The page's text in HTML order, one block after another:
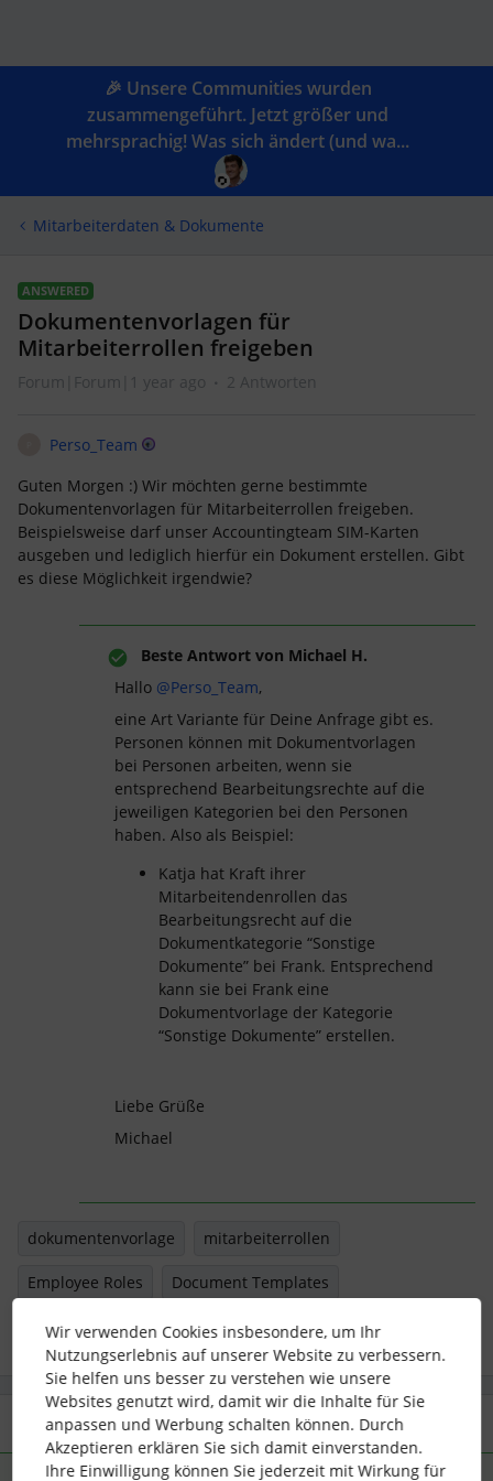
🎉 Unsere Communities wurden
zusammengeführt. Jetzt größer und
mehrsprachig! Was sich ändert (und wa...
Mitarbeiterdaten & Dokumente
ANSWERED
Dokumentenvorlagen für
Mitarbeiterrollen freigeben
Forum|Forum|1 year ago 2 Antworten
Perso_Team
Guten Morgen :) Wir möchten gerne bestimmte
Dokumentenvorlagen für Mitarbeiterrollen freigeben.
Beispielsweise darf unser Accountingteam SIM-Karten
ausgeben und lediglich hierfür ein Dokument erstellen. Gibt
es diese Möglichkeit irgendwie?
Beste Antwort von Michael H.
Hallo ​ @Perso_Team,
eine Art Variante für Deine Anfrage gibt es.
Personen können mit Dokumentvorlagen
bei Personen arbeiten, wenn sie
entsprechend Bearbeitungsrechte auf die
jeweiligen Kategorien bei den Personen
haben. Also als Beispiel:
Katja hat Kraft ihrer
Mitarbeitendenrollen das
Bearbeitungsrecht auf die
Dokumentkategorie “Sonstige
Dokumente” bei Frank. Entsprechend
kann sie bei Frank eine
Dokumentvorlage der Kategorie
“Sonstige Dokumente” erstellen.
Liebe Grüße
Michael
dokumentenvorlage mitarbeiterrollen
Employee Roles Document Templates
2 Antworten Älteste zuerst
Wir verwenden Cookies insbesondere, um Ihr
Nutzungserlebnis auf unserer Website zu verbessern.
Sie helfen uns besser zu verstehen wie unsere
Websites genutzt wird, damit wir die Inhalte für Sie
anpassen und Werbung schalten können. Durch
Akzeptieren erklären Sie sich damit einverstanden.
Ihre Einwilligung können Sie jederzeit mit Wirkung für